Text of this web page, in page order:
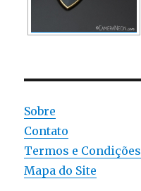
Sobre
Contato
Termos e Condições
Mapa do Site